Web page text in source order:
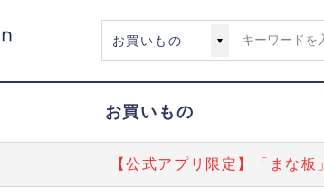
お買いもの
【公式アプリ限定】「まな